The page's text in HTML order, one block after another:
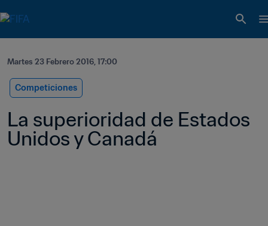
Martes 23 Febrero 2016, 17:00
Competiciones
La superioridad de Estados
Unidos y Canadá